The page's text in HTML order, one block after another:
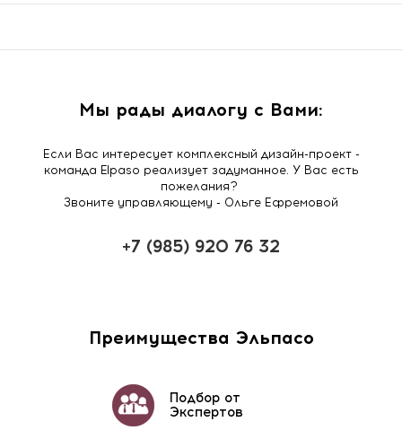
Мы рады диалогу с Вами:
Если Вас интересует комплексный дизайн-проект -
команда Elpaso реализует задуманное. У Вас есть
пожелания?
Звоните управляющему - Ольге Ефремовой
+7 (985) 920 76 32
Преимущества Эльпасо
Подбор от
Экспертов